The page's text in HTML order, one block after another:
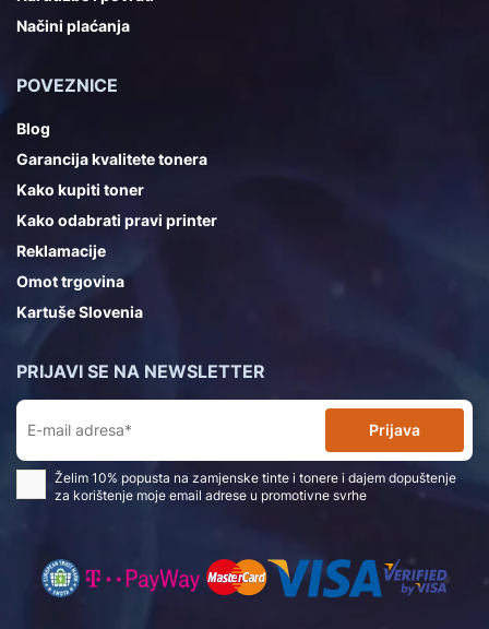
Načini plaćanja
POVEZNICE
Blog
Garancija kvalitete tonera
Kako kupiti toner
Kako odabrati pravi printer
Reklamacije
Omot trgovina
Kartuše Slovenia
PRIJAVI SE NA NEWSLETTER
Prijava
Želim 10% popusta na zamjenske tinte i tonere i dajem dopuštenje
za korištenje moje email adrese u promotivne svrhe